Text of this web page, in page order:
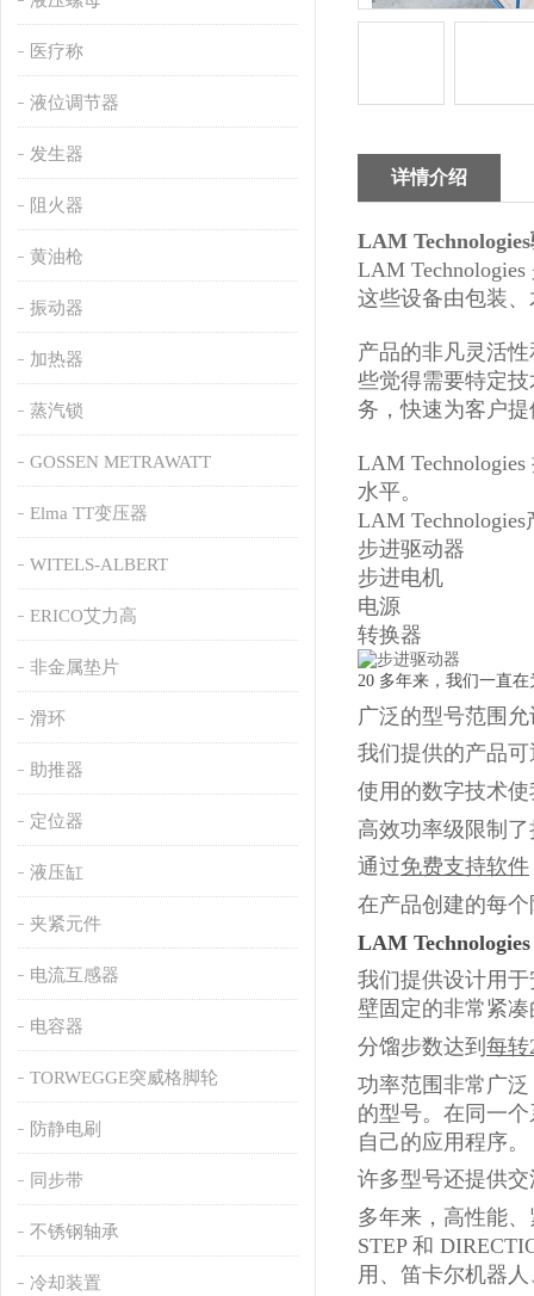
医疗称
液位调节器
发生器
阻火器
黄油枪
振动器
加热器
蒸汽锁
GOSSEN METRAWATT
Elma TT变压器
WITELS-ALBERT
ERICO艾力高
非金属垫片
滑环
助推器
定位器
液压缸
夹紧元件
电流互感器
电容器
TORWEGGE突威格脚轮
防静电刷
同步带
不锈钢轴承
冷却装置
详情介绍
LAM
LAM
这些设备由包装
产品的非凡灵活
些觉得需要特定
务，快速为客户
LAM
水平。
LAM
步进驱动器
步进电机
电源
转换器
20 多年来，我们一直
广泛的型号范围
我们提供的产品
使用的数字技术
高效功率级限制
通过免费支持软件
在产品创建的每
LAM
我们提供设计用
壁固定的非常紧
分馏步数达到 每转
功率范围非常广泛
的型号。在同一
自己的应用程序。
许多型号还提供
多年来，高性能
STEP 和
用、笛卡尔机器